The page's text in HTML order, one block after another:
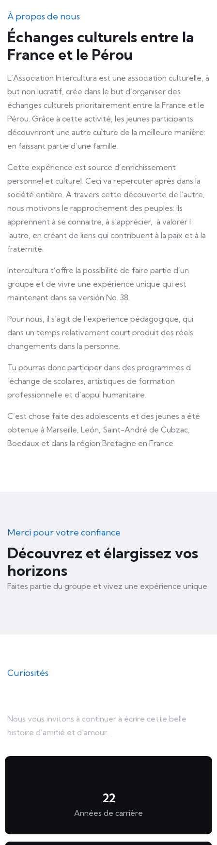
À propos de nous
Échanges culturels entre la
France et le Pérou
L´Association Intercultura est une association culturelle, à
but non lucratif, crée dans le but d´organiser des
échanges culturels prioritairement entre la France et le
Pérou. Grâce à cette activité, les jeunes participants
découvriront une autre culture de la meilleure manière:
en faissant partie d´une famille.
Cette expérience est source d´enrichissement
personnel et culturel. Ceci va repercuter après dans la
société entière. A travers cette découverte de l´autre,
nous motivons le rapprochement des peuples: ils
apprennent à se connaitre, à s´apprécier, à valorer l
´autre, en créant de liens qui contribuent à la paix et à la
fraternité.
Intercultura t´offre la possibilité de faire partie d´un
groupe et de vivre une expérience unique qui est
maintenant dans sa versión No. 38.
Pour nous, il s´agit de l´expérience pédagogique, qui
dans un temps relativement court produit des réels
changements dans la personne.
Tu pourras donc participer dans des programmes d
´échange de scolaires, artistiques de formation
professionnelle et d´appui humanitaire.
C’est chose faite des adolescents et des jeunes a été
obtenue à Marseille, León, Saint-André de Cubzac,
Boedaux et dans la région Bretagne en France.
Merci pour votre confiance
Découvrez et élargissez vos
horizons
Faites partie du groupe et vivez une expérience unique
Curiosités
Nous vous invitons à continuer à écrire cette belle
histoire d’amitié et d’amour…
22
Années de carrière